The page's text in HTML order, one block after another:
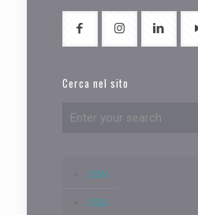
Cerca nel sito
CGV
CGU